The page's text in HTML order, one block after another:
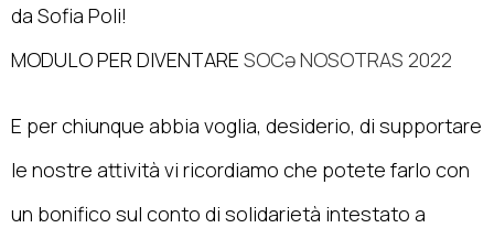
da Sofia Poli!
MODULO PER DIVENTARE SOCə NOSOTRAS 2022
E per chiunque abbia voglia, desiderio, di supportare
le nostre attività vi ricordiamo che potete farlo con
un bonifico sul conto di solidarietà intestato a